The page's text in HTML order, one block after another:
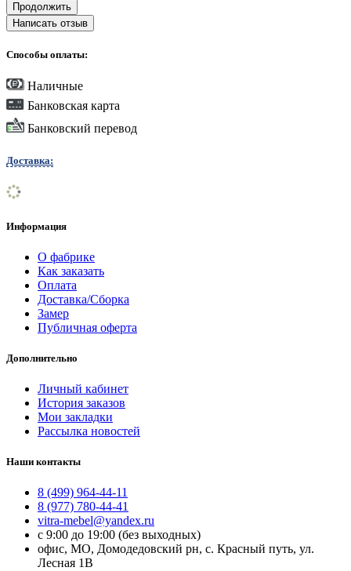
Продолжить
Написать отзыв
Способы оплаты:
Наличные
Банковская карта
Банковский перевод
Доставка:
Информация
О фабрике
Как заказать
Оплата
Доставка/Сборка
Замер
Публичная оферта
Дополнительно
Личный кабинет
История заказов
Мои закладки
Рассылка новостей
Наши контакты
8 (499) 964-44-11
8 (977) 780-44-41
vitra-mebel@yandex.ru
с 9:00 до 19:00 (без выходных)
офис, МО, Домодедовский рн, с. Красный путь, ул.
Лесная 1В